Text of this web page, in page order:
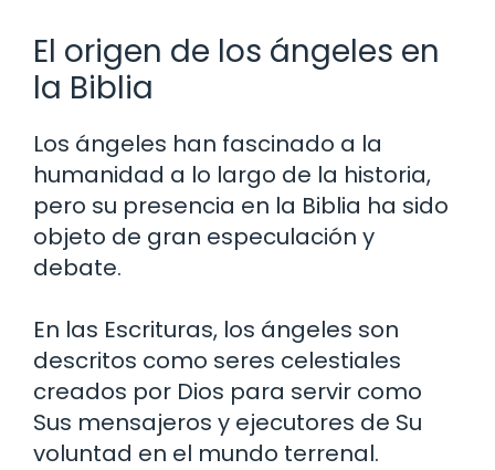
El origen de los ángeles en
la Biblia
Los ángeles han fascinado a la
humanidad a lo largo de la historia,
pero su presencia en la Biblia ha sido
objeto de gran especulación y
debate.
En las Escrituras, los ángeles son
descritos como seres celestiales
creados por Dios para servir como
Sus mensajeros y ejecutores de Su
voluntad en el mundo terrenal.